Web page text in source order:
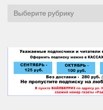
Рубрики